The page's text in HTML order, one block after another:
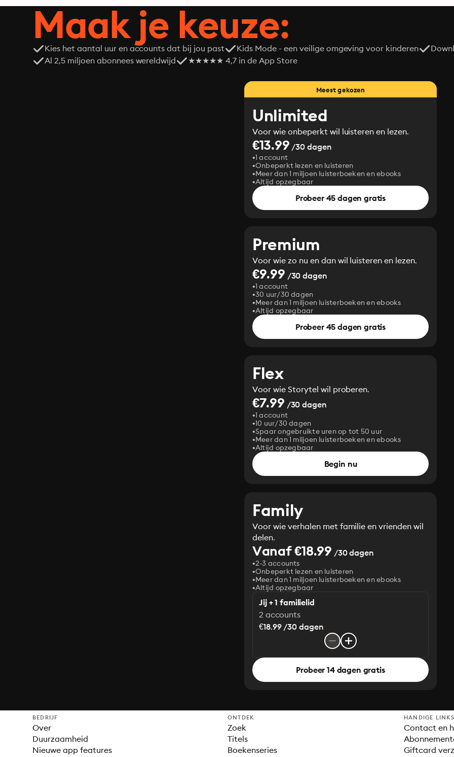
Maak je keuze:
Kies het aantal uur en accounts dat bij jou past Kids Mode - een veilige omgeving voor kinderen
Al 2,5 miljoen abonnees wereldwijd
★★★★★ 4,7 in de App Store
Meest gekozen
Unlimited
Voor wie onbeperkt wil luisteren en lezen.
€13.99 /30 dagen
1 account
Onbeperkt lezen en luisteren
Meer dan 1 miljoen luisterboeken en ebooks
Altijd opzegbaar
Probeer 45 dagen gratis
Premium
Voor wie zo nu en dan wil luisteren en lezen.
€9.99 /30 dagen
1 account
30 uur/30 dagen
Meer dan 1 miljoen luisterboeken en ebooks
Altijd opzegbaar
Probeer 45 dagen gratis
Flex
Voor wie Storytel wil proberen.
€7.99 /30 dagen
1 account
10 uur/30 dagen
Spaar ongebruikte uren op tot 50 uur
Meer dan 1 miljoen luisterboeken en ebooks
Altijd opzegbaar
Begin nu
Family
Voor wie verhalen met familie en vrienden wil
delen.
Vanaf €18.99 /30 dagen
2-3 accounts
Onbeperkt lezen en luisteren
Meer dan 1 miljoen luisterboeken en ebooks
Altijd opzegbaar
Jij + 1 familielid
2 accounts
€18.99 /30 dagen
Probeer 14 dagen gratis
BEDRIJF
Over
Duurzaamheid
Nieuwe app features
ONTDEK
Zoek
Titels
Boekenseries
HANDIGE LINKS
Contact en
Giftcard